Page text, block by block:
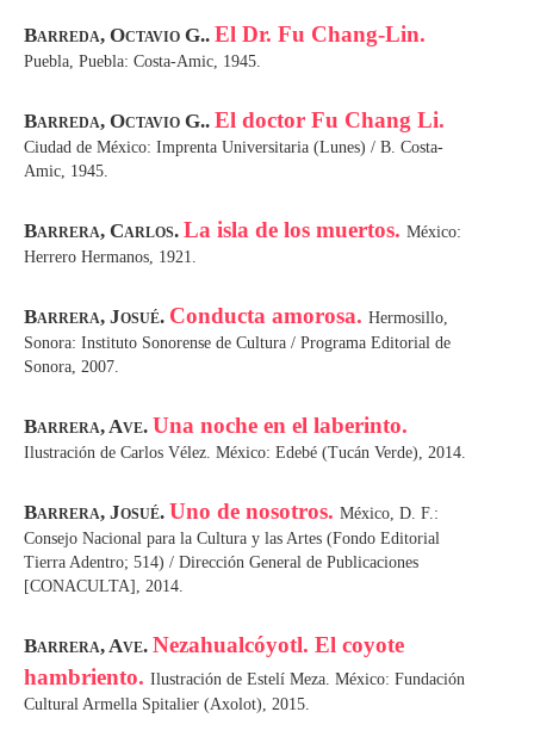
Barreda, Octavio G.. El Dr. Fu Chang-Lin.
Puebla, Puebla: Costa-Amic, 1945.
Barreda, Octavio G.. El doctor Fu Chang Li.
Ciudad de México: Imprenta Universitaria (Lunes) / B. Costa-
Amic, 1945.
Barrera, Carlos. La isla de los muertos. México:
Herrero Hermanos, 1921.
Barrera, Josué. Conducta amorosa. Hermosillo,
Sonora: Instituto Sonorense de Cultura / Programa Editorial de
Sonora, 2007.
Barrera, Ave. Una noche en el laberinto.
Ilustración de Carlos Vélez. México: Edebé (Tucán Verde), 2014.
Barrera, Josué. Uno de nosotros. México, D. F.:
Consejo Nacional para la Cultura y las Artes (Fondo Editorial
Tierra Adentro; 514) / Dirección General de Publicaciones
[CONACULTA], 2014.
Barrera, Ave. Nezahualcóyotl. El coyote
hambriento. Ilustración de Estelí Meza. México: Fundación
Cultural Armella Spitalier (Axolot), 2015.